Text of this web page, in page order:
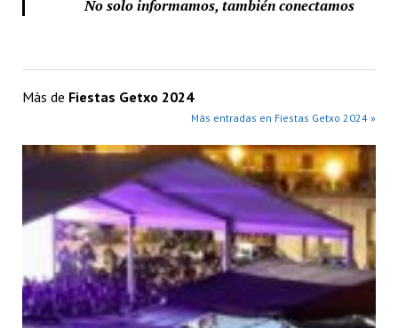
No solo informamos, también conectamos
Más de Fiestas Getxo 2024
Más entradas en Fiestas Getxo 2024 »